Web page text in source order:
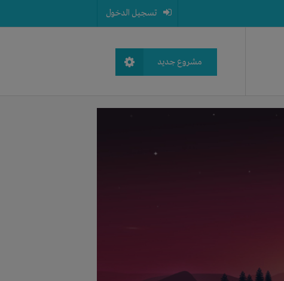
تسجيل الدخول
مشروع جديد